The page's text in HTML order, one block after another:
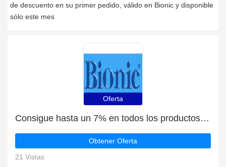
de descuento en su primer pedido, válido en Bionic y disponible
sólo este mes
Oferta
Consigue hasta un 7% en todos los productos | finaliza pronto
Obtener Oferta
21 Vistas